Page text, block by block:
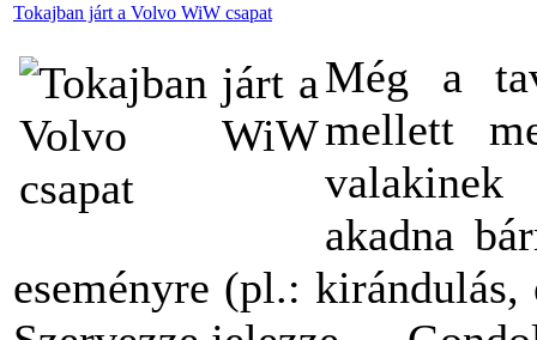
Tokajban járt a Volvo WiW csapat
Még a
mellett
akadna
eseményre (pl.: kirándulás,